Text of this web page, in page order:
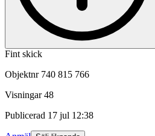
Fint skick
Objektnr 740 815 766
Visningar 48
Publicerad 17 jul 12:38